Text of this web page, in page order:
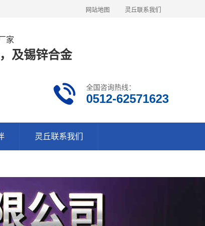
网站地图 灵丘联系我们
家
及锡锌合金
全国咨询热线：
0512-62571623
灵丘联系我们